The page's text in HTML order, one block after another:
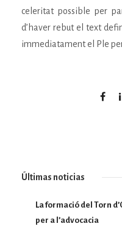
celeritat possible per
d’haver rebut el text
immediatament el Ple
Últimas noticias
La formació del Torn
per a l’advocacia